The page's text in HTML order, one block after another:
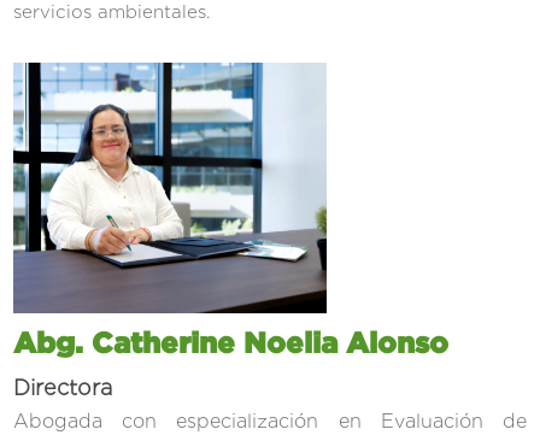
servicios ambientales.
Abg. Catherine Noelia Alonso
Directora
Abogada con especialización en Evaluación de